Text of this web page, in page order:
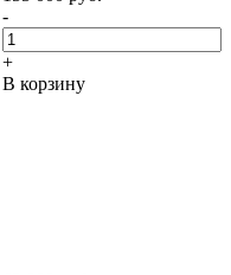
-
+
В корзину